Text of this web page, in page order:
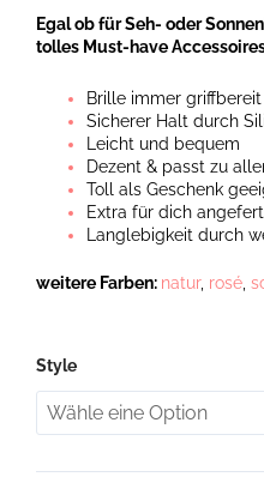
Egal ob für Seh- oder
tolles Must-have
Brille immer griffbereit
Sicherer Halt durch
Leicht und bequem
Dezent & passt zu
Toll als Geschenk
Extra für dich
Langlebigkeit durch
weitere Farben: natur, rosé
Style
Vivian,
Brillenkette
Kombilook
Menge